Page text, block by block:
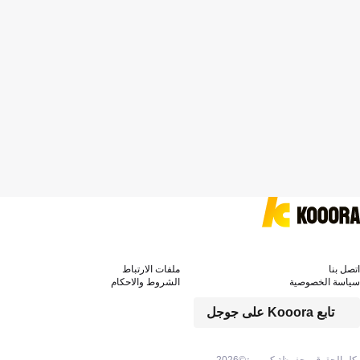
تابع Kooora على جوجل
اتصل بنا
ملفات الارتباط
سياسة الخصوصية
الشروط والاحكام